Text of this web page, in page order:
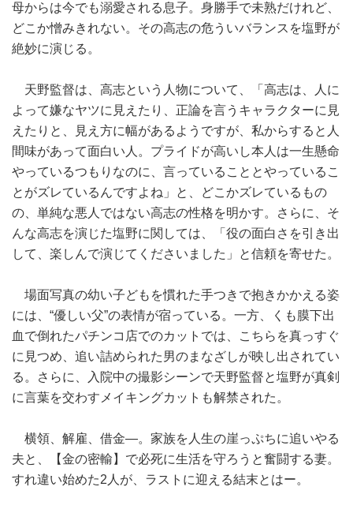
母からは今でも溺愛される息子。身勝手で未熟だけれど、
どこか憎みきれない。その高志の危ういバランスを塩野が
絶妙に演じる。
天野監督は、高志という人物について、「高志は、人に
よって嫌なヤツに見えたり、正論を言うキャラクターに見
えたりと、見え方に幅があるようですが、私からすると人
間味があって面白い人。プライドが高いし本人は一生懸命
やっているつもりなのに、言っていることとやっているこ
とがズレているんですよね」と、どこかズレているもの
の、単純な悪人ではない高志の性格を明かす。さらに、そ
んな高志を演じた塩野に関しては、「役の面白さを引き出
して、楽しんで演じてくださいました」と信頼を寄せた。
場面写真の幼い子どもを慣れた手つきで抱きかかえる姿
には、“優しい父”の表情が宿っている。一方、くも膜下出
血で倒れたパチンコ店でのカットでは、こちらを真っすぐ
に見つめ、追い詰められた男のまなざしが映し出されてい
る。さらに、入院中の撮影シーンで天野監督と塩野が真剣
に言葉を交わすメイキングカットも解禁された。
横領、解雇、借金―。家族を人生の崖っぷちに追いやる
夫と、【金の密輸】で必死に生活を守ろうと奮闘する妻。
すれ違い始めた2人が、ラストに迎える結末とはー。